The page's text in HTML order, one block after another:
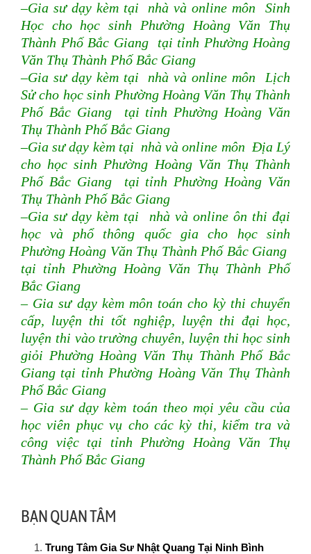
–Gia sư dạy kèm tại nhà và online môn Sinh
Học cho học sinh Phường Hoàng Văn Thụ
Thành Phố Bắc Giang tại tỉnh Phường Hoàng
Văn Thụ Thành Phố Bắc Giang
–Gia sư dạy kèm tại nhà và online môn Lịch
Sử cho học sinh Phường Hoàng Văn Thụ Thành
Phố Bắc Giang tại tỉnh Phường Hoàng Văn
Thụ Thành Phố Bắc Giang
–Gia sư dạy kèm tại nhà và online môn Địa Lý
cho học sinh Phường Hoàng Văn Thụ Thành
Phố Bắc Giang tại tỉnh Phường Hoàng Văn
Thụ Thành Phố Bắc Giang
–Gia sư dạy kèm tại nhà và online ôn thi đại
học và phổ thông quốc gia cho học sinh
Phường Hoàng Văn Thụ Thành Phố Bắc Giang
tại tỉnh Phường Hoàng Văn Thụ Thành Phố
Bắc Giang
– Gia sư dạy kèm môn toán cho kỳ thi chuyển
cấp, luyện thi tốt nghiệp, luyện thi đại học,
luyện thi vào trường chuyên, luyện thi học sinh
giỏi Phường Hoàng Văn Thụ Thành Phố Bắc
Giang tại tỉnh Phường Hoàng Văn Thụ Thành
Phố Bắc Giang
– Gia sư dạy kèm toán theo mọi yêu cầu của
học viên phục vụ cho các kỳ thi, kiểm tra và
công việc tại tỉnh Phường Hoàng Văn Thụ
Thành Phố Bắc Giang
BẠN QUAN TÂM
Trung Tâm Gia Sư Nhật Quang Tại Ninh Bình